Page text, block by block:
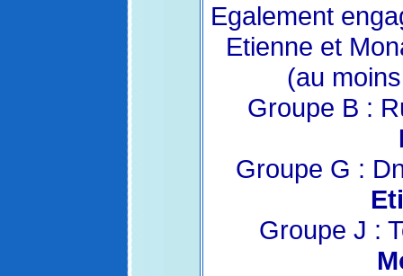
Egalement
Etienne et
(au
Groupe B :
Groupe G :
Groupe J :